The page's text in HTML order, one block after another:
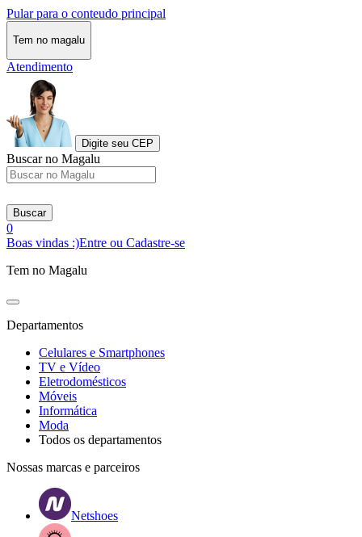
Pular para o conteudo principal
Tem no magalu
Atendimento
Digite seu CEP
Buscar no Magalu
Buscar
0
Boas vindas :)Entre ou Cadastre-se
Tem no Magalu
Departamentos
Celulares e Smartphones
TV e Vídeo
Eletrodomésticos
Móveis
Informática
Moda
Todos os departamentos
Nossas marcas e parceiros
Netshoes